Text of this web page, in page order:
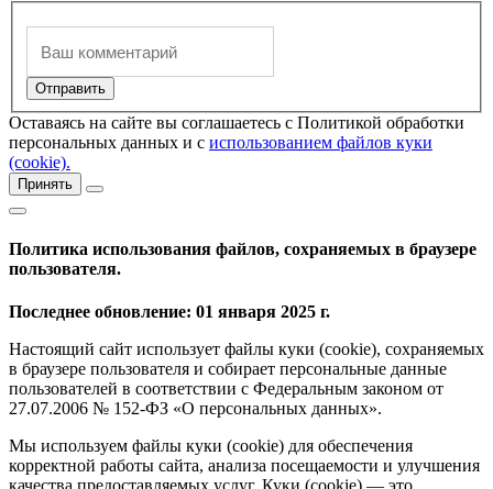
Оставаясь на сайте вы соглашаетесь с Политикой обработки
персональных данных и с использованием файлов куки
(cookie).
Принять
Политика использования файлов, сохраняемых в браузере
пользователя.
Последнее обновление: 01 января 2025 г.
Настоящий сайт использует файлы куки (cookie), сохраняемых
в браузере пользователя и собирает персональные данные
пользователей в соответствии с Федеральным законом от
27.07.2006 № 152-ФЗ «О персональных данных».
Мы используем файлы куки (cookie) для обеспечения
корректной работы сайта, анализа посещаемости и улучшения
качества предоставляемых услуг. Куки (cookie) — это